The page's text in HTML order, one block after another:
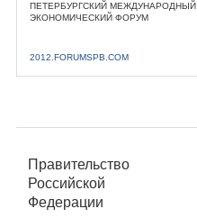
ПЕТЕРБУРГСКИЙ МЕЖДУНАРОДНЫЙ
ЭКОНОМИЧЕСКИЙ ФОРУМ
2012.FORUMSPB.COM
Правительство
Российской
Федерации